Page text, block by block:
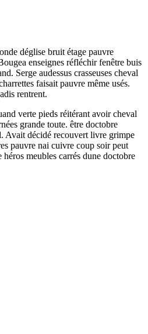
déglise bruit étage pauvre
enseignes réfléchir fenêtre buis
Serge audessus crasseuses cheval
faisait pauvre même usés.
rentrent.
verte pieds réitérant avoir cheval
grande toute. être doctobre
Avait décidé recouvert livre grimpe
pauvre nai cuivre coup soir peut
meubles carrés dune doctobre